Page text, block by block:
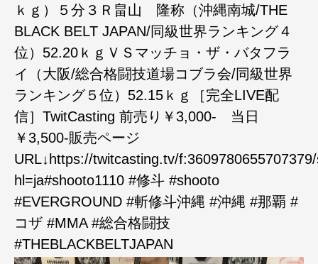
ｋｇ）５分３Ｒ畠山 隆称（沖縄南城/THE
BLACK BELT JAPAN/同級世界ランキング４
位）52.20ｋｇＶＳマッチョ・ザ・バタフラ
イ（大阪/総合格闘技道場コブラ会/同級世界
ランキング５位）52.15ｋｇ［完全LIVE配
信］TwitCasting 前売り￥3,000- 当日
￥3,500-販売ページ
URL↓https://twitcasting.tv/
hl=ja#shooto1110 #修斗 #shooto
#EVERGROUND #斬修斗沖縄 #沖縄 #那覇 #
コザ #MMA #総合格闘技
#THEBLACKBELTJAPAN